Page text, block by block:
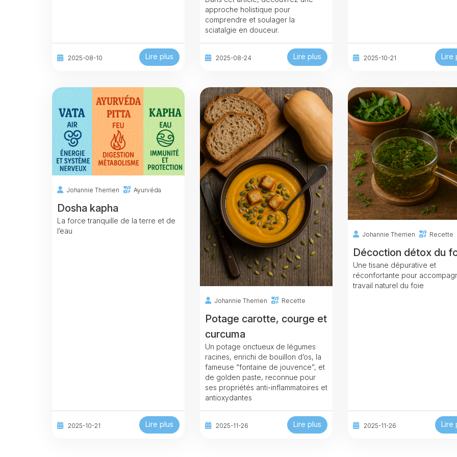
2025-08-10 Lire plus
approche holistique pour
comprendre et soulager la
sciatalgie en douceur.
2025-08-24 Lire plus 2025-10-21 Lire
Johannie Therrien Ayurvéda
Dosha kapha
La force tranquille de la terre et de
l’eau
2025-10-21 Lire plus
Johannie Therrien Recette
Potage carotte, courge et
curcuma
Un potage onctueux de légumes
racines, enrichi de bouillon d’os, la
fameuse “fontaine de jouvence”, et
de golden paste, reconnue pour
ses propriétés anti-inflammatoires et
antioxydantes
2025-11-26 Lire plus
Johannie Therrien Recette
Décoction détox du
Une tisane dépurative et
réconfortante pour
travail naturel du foie
2025-11-26 Lire